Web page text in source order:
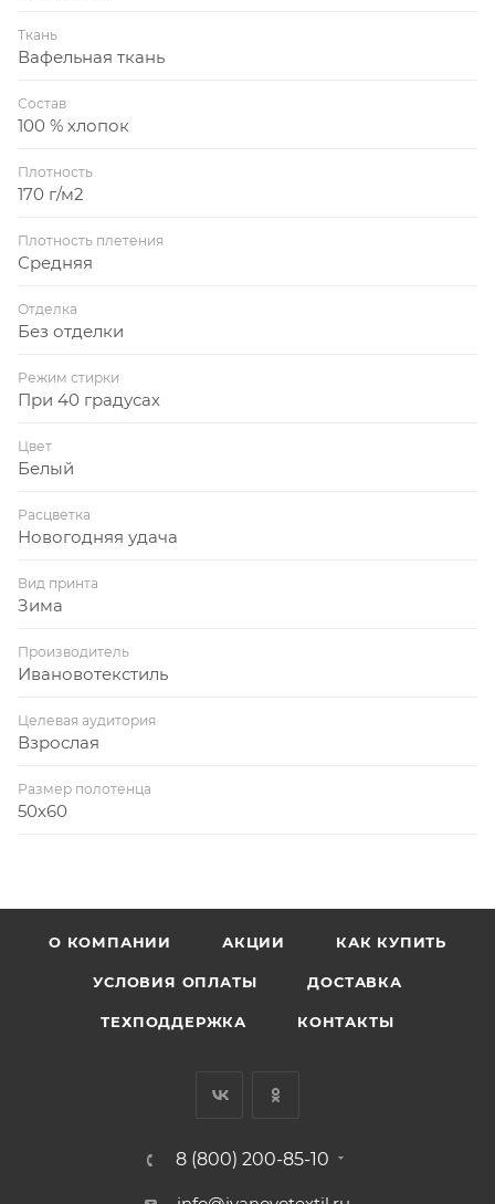
Ткань
Вафельная ткань
Состав
100 % хлопок
Плотность
170 г/м2
Плотность плетения
Средняя
Отделка
Без отделки
Режим стирки
При 40 градусах
Цвет
Белый
Расцветка
Новогодняя удача
Вид принта
Зима
Производитель
Ивановотекстиль
Целевая аудитория
Взрослая
Размер полотенца
50х60
О КОМПАНИИ АКЦИИ КАК КУПИТЬ
УСЛОВИЯ ОПЛАТЫ ДОСТАВКА
ТЕХПОДДЕРЖКА КОНТАКТЫ
8 (800) 200-85-10